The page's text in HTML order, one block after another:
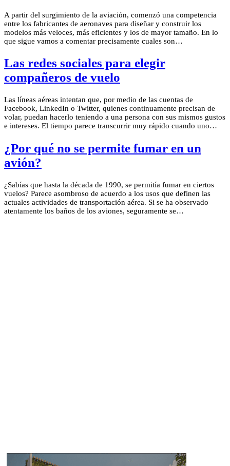
A partir del surgimiento de la aviación, comenzó una competencia
entre los fabricantes de aeronaves para diseñar y construir los
modelos más veloces, más eficientes y los de mayor tamaño. En lo
que sigue vamos a comentar precisamente cuales son…
Las redes sociales para elegir
compañeros de vuelo
Las líneas aéreas intentan que, por medio de las cuentas de
Facebook, LinkedIn o Twitter, quienes continuamente precisan de
volar, puedan hacerlo teniendo a una persona con sus mismos gustos
e intereses. El tiempo parece transcurrir muy rápido cuando uno…
¿Por qué no se permite fumar en un
avión?
¿Sabías que hasta la década de 1990, se permitía fumar en ciertos
vuelos? Parece asombroso de acuerdo a los usos que definen las
actuales actividades de transportación aérea. Si se ha observado
atentamente los baños de los aviones, seguramente se…